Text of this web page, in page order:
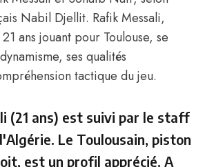
Nabil Djellit. Rafik Messali,
ans jouant pour Toulouse, se
ses qualités
tactique du jeu.
(21 ans) est suivi par le staff
Le Toulousain, piston
est un profil apprécié. A